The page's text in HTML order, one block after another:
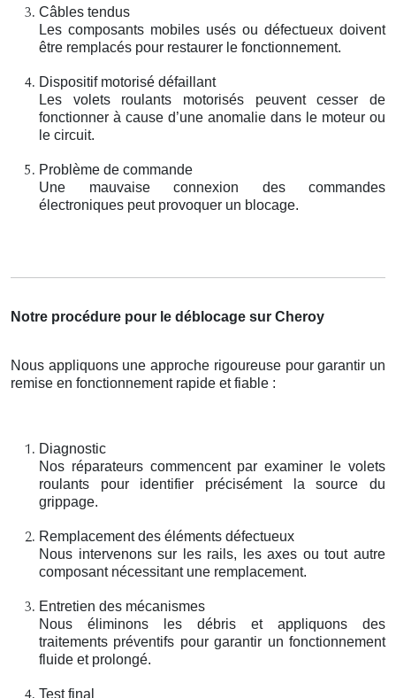
Câbles tendus
Les composants mobiles usés ou défectueux doivent
être remplacés pour restaurer le fonctionnement.
Dispositif motorisé défaillant
Les volets roulants motorisés peuvent cesser de
fonctionner à cause d’une anomalie dans le moteur ou
le circuit.
Problème de commande
Une mauvaise connexion des commandes
électroniques peut provoquer un blocage.
Notre procédure pour le déblocage sur Cheroy
Nous appliquons une approche rigoureuse pour garantir un
remise en fonctionnement rapide et fiable :
Diagnostic
Nos réparateurs commencent par examiner le volets
roulants pour identifier précisément la source du
grippage.
Remplacement des éléments défectueux
Nous intervenons sur les rails, les axes ou tout autre
composant nécessitant une remplacement.
Entretien des mécanismes
Nous éliminons les débris et appliquons des
traitements préventifs pour garantir un fonctionnement
fluide et prolongé.
Test final